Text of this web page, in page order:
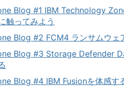
Blog #1 IBM Technology
触ってみよう
Blog #2 FCM4 ランサムウェ
Blog #3 Storage Defender
Blog #4 IBM Fusionを体感す